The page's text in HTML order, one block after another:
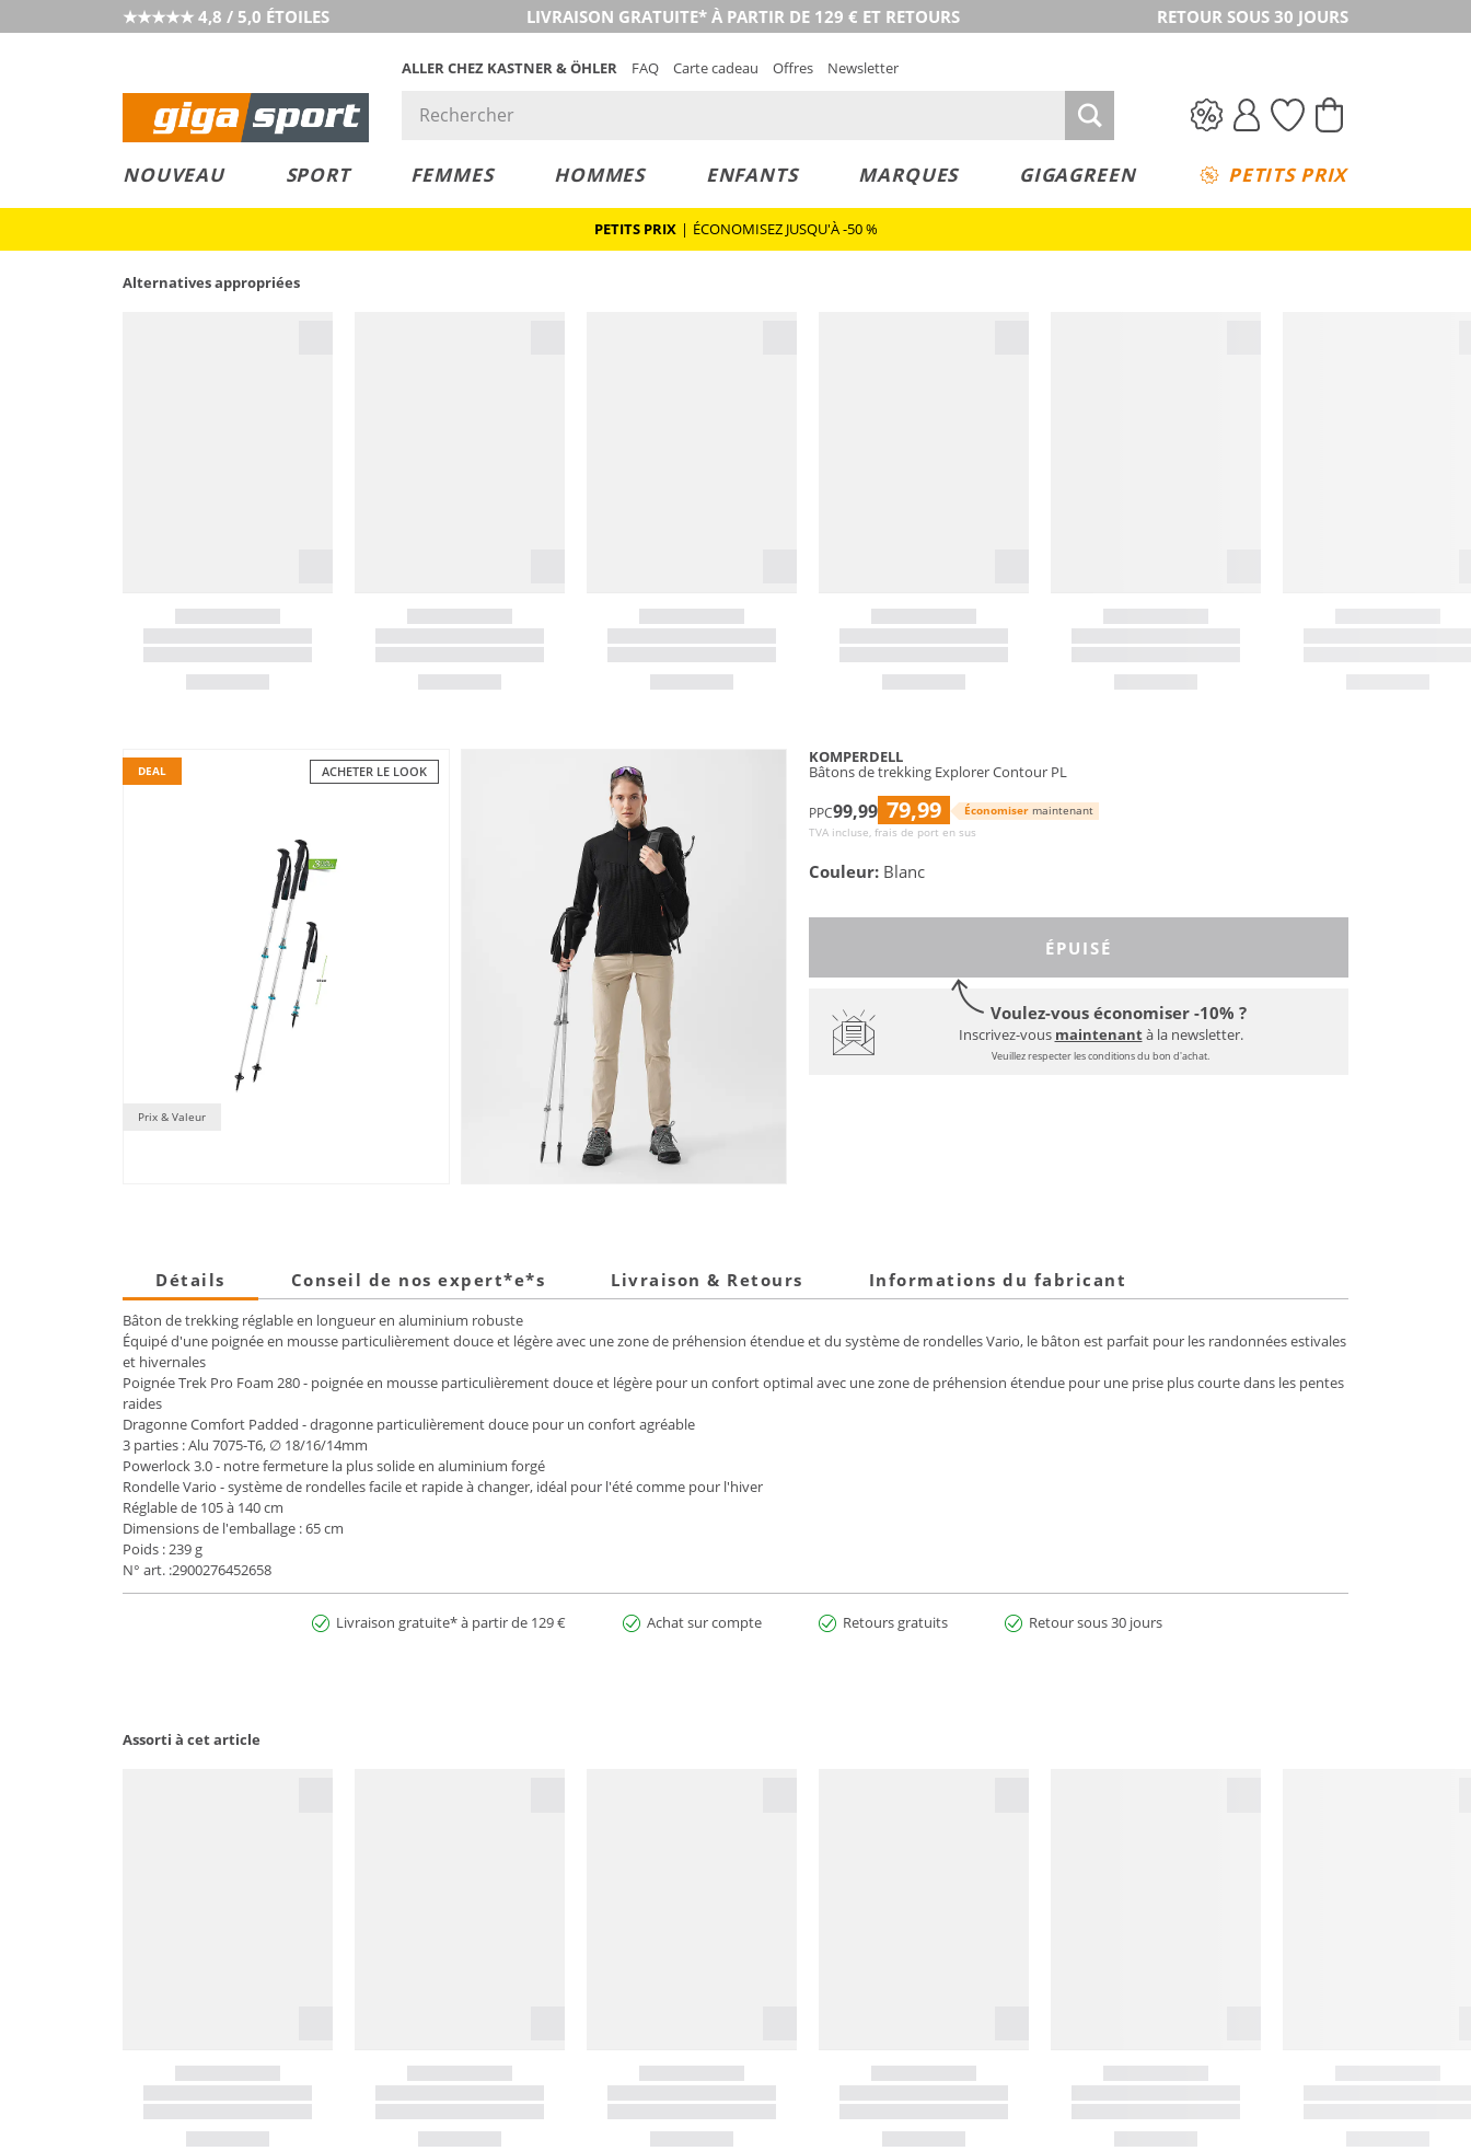
★★★★★ 4,8 / 5,0 ÉTOILES LIVRAISON GRATUITE* À PARTIR DE 129 € ET RETOURS RETOUR SOUS 30 JOURS
ALLER CHEZ KASTNER & ÖHLER FAQ Carte cadeau Offres Newsletter
NOUVEAU SPORT FEMMES HOMMES ENFANTS MARQUES GIGAGREEN PETITS PRIX
PETITS PRIX | ÉCONOMISEZ JUSQU'À -50 %
Alternatives appropriées
ACHETER LE LOOK
DEAL
Prix & Valeur
KOMPERDELL
Bâtons de trekking Explorer Contour PL
PPC99,99 79,99 Économiser maintenant
TVA incluse, frais de port en sus
Couleur: Blanc
ÉPUISÉ
Voulez-vous économiser -10% ?
Inscrivez-vous maintenantà la newsletter.
Veuillez respecter les conditions du bon d'achat.
Détails Conseil de nos expert*e*s Livraison & Retours Informations du fabricant
Bâton de trekking réglable en longueur en aluminium robuste
Équipé d'une poignée en mousse particulièrement douce et légère avec une zone de préhension étendue et du système de rondelles Vario, le bâton est parfait pour les randonnées estivales
et hivernales
Poignée Trek Pro Foam 280 - poignée en mousse particulièrement douce et légère pour un confort optimal avec une zone de préhension étendue pour une prise plus courte dans les pentes
raides
Dragonne Comfort Padded - dragonne particulièrement douce pour un confort agréable
3 parties : Alu 7075-T6, ∅ 18/16/14mm
Powerlock 3.0 - notre fermeture la plus solide en aluminium forgé
Rondelle Vario - système de rondelles facile et rapide à changer, idéal pour l'été comme pour l'hiver
Réglable de 105 à 140 cm
Dimensions de l'emballage : 65 cm
Poids : 239 g
N° art. :2900276452658
Livraison gratuite* à partir de 129 € Achat sur compte Retours gratuits Retour sous 30 jours
Assorti à cet article